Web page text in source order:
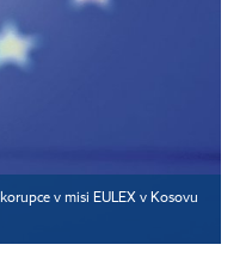
v misi EULEX v Kosovu